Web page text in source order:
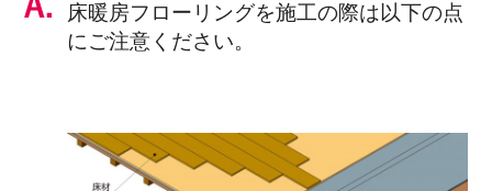
床暖房フローリングを施工の際は以下の点
にご注意ください。